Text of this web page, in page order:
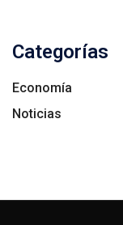
Categorías
Economía
Noticias